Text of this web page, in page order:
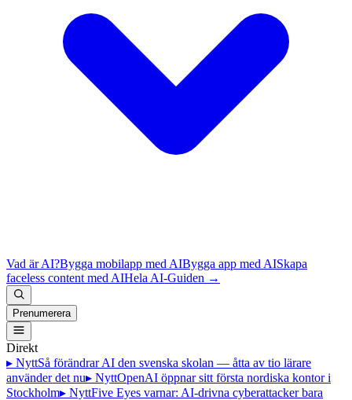
Vad är AI?Bygga mobilapp med AIBygga app med AISkapa
faceless content med AIHela AI-Guiden →
Prenumerera
Direkt
▸ NyttSå förändrar AI den svenska skolan — åtta av tio lärare
använder det nu▸ NyttOpenAI öppnar sitt första nordiska kontor i
Stockholm▸ NyttFive Eyes varnar: AI-drivna cyberattacker bara